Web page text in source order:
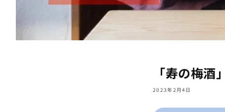
「寿の梅
2023年2月4日